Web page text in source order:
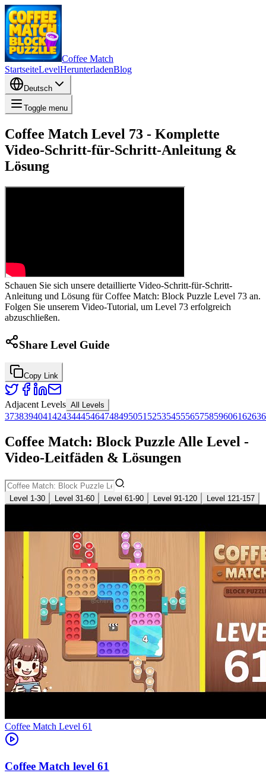
Coffee Match
StartseiteLevelHerunterladenBlog
Deutsch
Toggle menu
Coffee Match Level 73 - Komplette
Video-Schritt-für-Schritt-Anleitung &
Lösung
Schauen Sie sich unsere detaillierte Video-Schritt-für-Schritt-
Anleitung und Lösung für Coffee Match: Block Puzzle Level 73 an.
Folgen Sie unserem Video-Tutorial, um Level 73 erfolgreich
abzuschließen.
Share Level Guide
Copy Link
Adjacent Levels All Levels
373839404142434445464748495051 525354555657585960616263
Coffee Match: Block Puzzle Alle Level -
Video-Leitfäden & Lösungen
Level 1-30 Level 31-60 Level 61-90 Level 91-120 Level 121-157
Level 61
61